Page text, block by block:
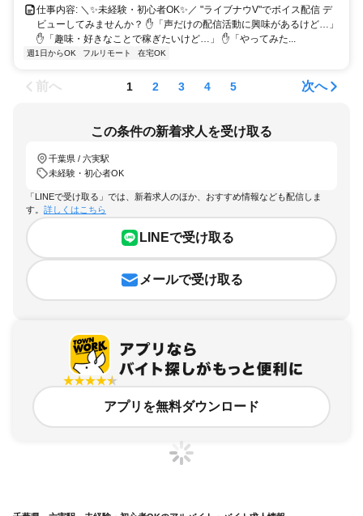
仕事内容: ＼✨未経験・初心者OK✨／ "ライブナウV"でボイス配信 デ
ビューしてみませんか？ ✋「声だけの配信活動に興味があるけど…」
✋「趣味・好きなことで稼ぎたいけど…」 ✋「やってみた...
週1日からOK フルリモート 在宅OK
前へ 1 2 3 4 5 次へ
この条件の新着求人を受け取る
千葉県 / 六実駅
未経験・初心者OK
「LINEで受け取る」では、新着求人のほか、おすすめ情報なども配信しま
す。 詳しくはこちら
LINEで受け取る
メールで受け取る
アプリを無料ダウンロード